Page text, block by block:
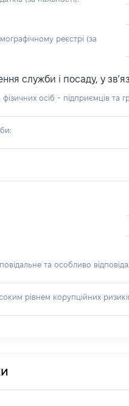
реєстрі (за
служби і посаду, у
осіб - підприємців
та особливо
рівнем корупційних